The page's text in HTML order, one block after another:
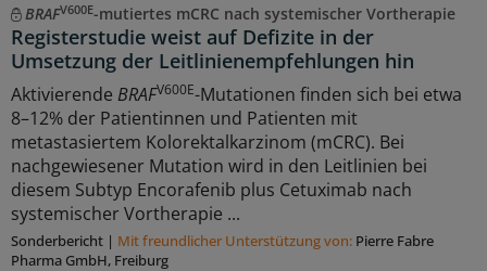
BRAFV600E-mutiertes mCRC nach systemischer Vortherapie
Registerstudie weist auf Defizite in der
Umsetzung der Leitlinienempfehlungen hin
Aktivierende BRAFV600E-Mutationen finden sich bei etwa
8–12% der Patientinnen und Patienten mit
metastasiertem Kolorektalkarzinom (mCRC). Bei
nachgewiesener Mutation wird in den Leitlinien bei
diesem Subtyp Encorafenib plus Cetuximab nach
systemischer Vortherapie ...
Sonderbericht | Mit freundlicher Unterstützung von: Pierre Fabre
Pharma GmbH, Freiburg